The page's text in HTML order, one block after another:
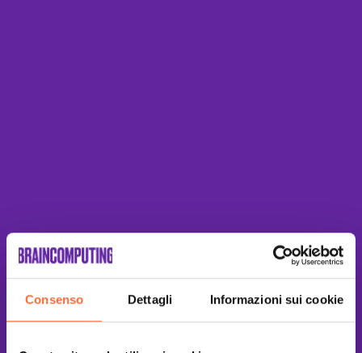
Consenso Dettagli Informazioni sui cookie